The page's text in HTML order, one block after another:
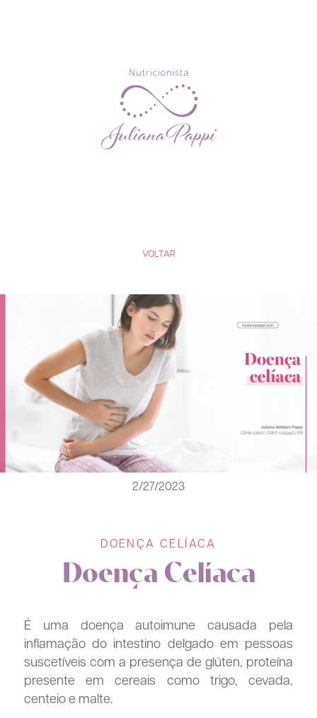
VOLTAR
2/27/2023
DOENÇA CELÍACA
Doença Celíaca
É uma doença autoimune causada pela
inflamação do intestino delgado em pessoas
suscetíveis com a presença de glúten, proteína
presente em cereais como trigo, cevada,
centeio e malte.